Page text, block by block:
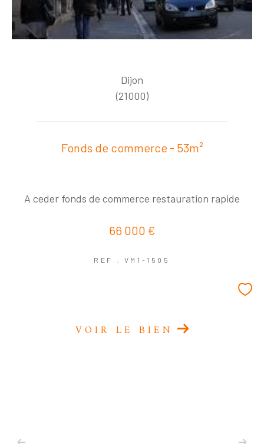
Dijon
(21000)
Fonds de commerce - 53m²
A ceder fonds de commerce restauration rapide
66 000 €
REF : VM1-1505
VOIR LE BIEN